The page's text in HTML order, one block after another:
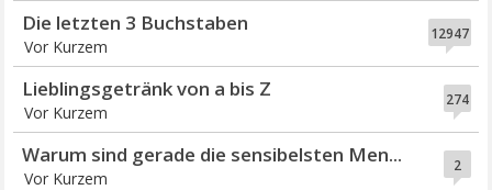
12947
Die letzten 3 Buchstaben
Vor Kurzem
274
Lieblingsgetränk von a bis Z
Vor Kurzem
2
Warum sind gerade die sensibelsten Men...
Vor Kurzem